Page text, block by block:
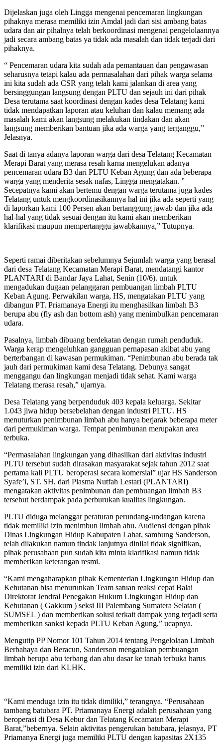
Dijelaskan juga oleh Lingga mengenai pencemaran lingkungan
pihaknya merasa memiliki izin Amdal jadi dari sisi ambang batas
udara dan air pihalnya telah berkoordinasi mengenai pengelolaannya
jadi secara ambang batas ya tidak ada masalah dan tidak terjadi dari
pihaknya.
“ Pencemaran udara kita sudah ada pemantauan dan pengawasan
seharusnya tetapi kalau ada permasalahan dari pihak warga selama
ini kita sudah ada CSR yang telah kami jalankan di area yang
bersinggungan langsung dengan PLTU dan sejauh ini dari pihak
Desa terutama saat koordinasi dengan kades desa Telatang kami
tidak mendapatkan laporan atau keluhan dan kalau memang ada
masalah kami akan langsung melakukan tindakan dan akan
langsung memberikan bantuan jika ada warga yang terganggu,”
Jelasnya.
Saat di tanya adanya laporan warga dari desa Telatang Kecamatan
Merapi Barat yang merasa resah karna mengelukan adanya
pencemaran udara B3 dari PLTU Keban Agung dan ada beberapa
warga yang menderita sesak nafas, Lingga mengatakan. ”
Secepatnya kami akan bertemu dengan warga terutama juga kades
Telatang untuk mengkoordinasikannya hal ini jika ada seperti yang
di laporkan kami 100 Persen akan bertanggung jawab dan jika ada
hal-hal yang tidak sesuai dengan itu kami akan memberikan
klarifikasi maupun mempertanggu jawabkannya,” Tutupnya.
Seperti ramai diberitakan sebelumnya Sejumlah warga yang berasal
dari desa Telatang Kecamatan Merapi Barat, mendatangi kantor
PLANTARI di Bandar Jaya Lahat, Senin (10/6). untuk
mengadukan dugaan pelanggaran pembuangan limbah PLTU
Keban Agung. Perwakilan warga, HS, mengatakan PLTU yang
dibangun PT. Priamanaya Energi itu menghasilkan limbah B3
berupa abu (fly ash dan bottom ash) yang menimbulkan pencemaran
udara.
Pasalnya, limbah dibuang berdekatan dengan rumah penduduk.
Warga kerap mengeluhkan gangguan pernapasan akibat abu yang
berterbangan di kawasan permukiman. “Penimbunan abu berada tak
jauh dari permukiman kami desa Telatang. Debunya sangat
menggangu dan lingkungan menjadi tidak sehat. Kami warga
Telatang merasa resah,” ujarnya.
Desa Telatang yang berpenduduk 403 kepala keluarga. Sekitar
1.043 jiwa hidup bersebelahan dengan industri PLTU. HS
menuturkan penimbunan limbah abu hanya berjarak beberapa meter
dari permukiman warga. Tempat penimbunan merupakan area
terbuka.
“Permasalahan lingkungan yang dihasilkan dari aktivitas industri
PLTU tersebut sudah dirasakan masyarakat sejak tahun 2012 saat
pertama kali PLTU beroperasi secara komersial” ujar HS Sanderson
Syafe’i, ST. SH, dari Plasma Nutfah Lestari (PLANTARI)
mengatakan aktivitas penimbunan dan pembuangan limbah B3
tersebut berdampak pada perburukan kualitas lingkungan.
PLTU diduga melanggar peraturan perundang-undangan karena
tidak memiliki izin menimbun limbah abu. Audiensi dengan pihak
Dinas Lingkungan Hidup Kabupaten Lahat, sambung Sanderson,
telah dilakukan namun tindak lanjutnya dinilai tidak signifikan,
pihak perusahaan pun sudah kita minta klarifikasi namun tidak
memberikan keterangan resmi.
“Kami mengaharapkan pihak Kementerian Lingkungan Hidup dan
Kehutanan bisa menurunkan Team satuan reaksi cepat Balai
Direktorat Jendral Penegakan Hukum Lingkungan Hidup dan
Kehutanan ( Gakkum ) seksi III Palembang Sumatera Selatan (
SUMSEL ) dan memberikan solusi terkait dampak yang terjadi serta
memberikan sanksi kepada PLTU Keban Agung,” ucapnya.
Mengutip PP Nomor 101 Tahun 2014 tentang Pengelolaan Limbah
Berbahaya dan Beracun, Sanderson mengatakan pembuangan
limbah berupa abu terbang dan abu dasar ke tanah terbuka harus
memiliki izin dari KLHK.
“Kami menduga izin itu tidak dimiliki,” terangnya. “Perusahaan
tambang batubara PT. Priamanaya Energi adalah perusahaan yang
beroperasi di Desa Kebur dan Telatang Kecamatan Merapi
Barat,”bebernya. Selain aktivitas pengerukan batubara, jelasnya, PT
Priamanya Energi juga memiliki PLTU dengan kapasitas 2X135